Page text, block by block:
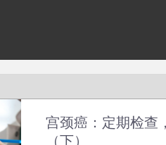
宫颈癌：定期检查
（下）